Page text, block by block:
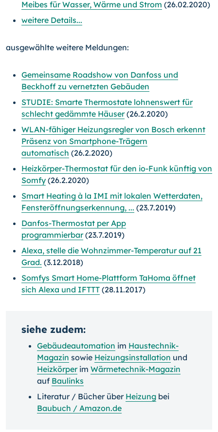
Meibes für Wasser, Wärme und Strom (26.02.2020)
weitere Details...
ausgewählte weitere Meldungen:
Gemeinsame Roadshow von Danfoss und
Beckhoff zu vernetzten Gebäuden
STUDIE: Smarte Thermostate lohnenswert für
schlecht gedämmte Häuser(26.2.2020)
WLAN-fähiger Heizungsregler von Bosch erkennt
Präsenz von Smartphone-Trägern
automatisch (26.2.2020)
Heizkörper-Thermostat für den io-Funk künftig von
Somfy (26.2.2020)
Smart Heating à la IMI mit lokalen Wetterdaten,
Fensteröffnungserkennung, ... (23.7.2019)
Danfos-Thermostat per App
programmierbar(23.7.2019)
Alexa, stelle die Wohnzimmer-Temperatur auf 21
Grad. (3.12.2018)
Somfys Smart Home-Plattform TaHoma öffnet
sich Alexa und IFTTT (28.11.2017)
siehe zudem:
Gebäudeautomation im Haustechnik-
Magazin sowie Heizungsinstallation und
Heizkörperim Wärmetechnik-Magazin
auf Baulinks
Literatur / Bücher über Heizung bei
Baubuch / Amazon.de